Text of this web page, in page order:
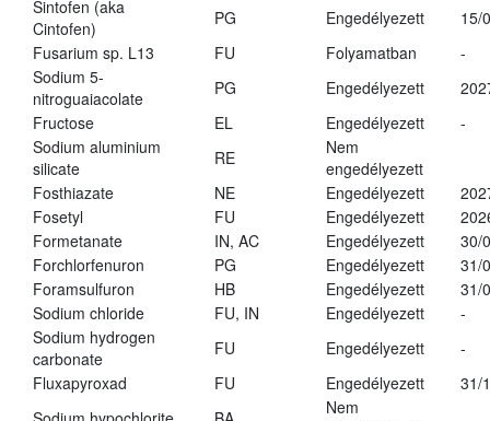
Sintofen (aka
Cintofen)
PG Engedélyezett
15/
Fusarium sp. L13
FU Folyamatban
-
Sodium 5-
nitroguaiacolate
PG Engedélyezett
Fructose
EL Engedélyezett
-
Sodium aluminium
silicate
RE
Nem
engedélyezett
Fosthiazate
NE Engedélyezett
Fosetyl
FU Engedélyezett
Formetanate
IN, AC Engedélyezett
30/
Forchlorfenuron
PG Engedélyezett
31/
Foramsulfuron
HB Engedélyezett
31/
Sodium chloride
FU, IN Engedélyezett
-
Sodium hydrogen
carbonate
FU Engedélyezett
-
Fluxapyroxad
FU Engedélyezett
31/
Nem